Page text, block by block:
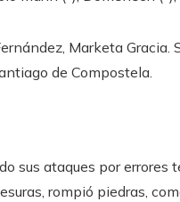
Marketa
de Compostela.
sus ataques por
rompió piedras,